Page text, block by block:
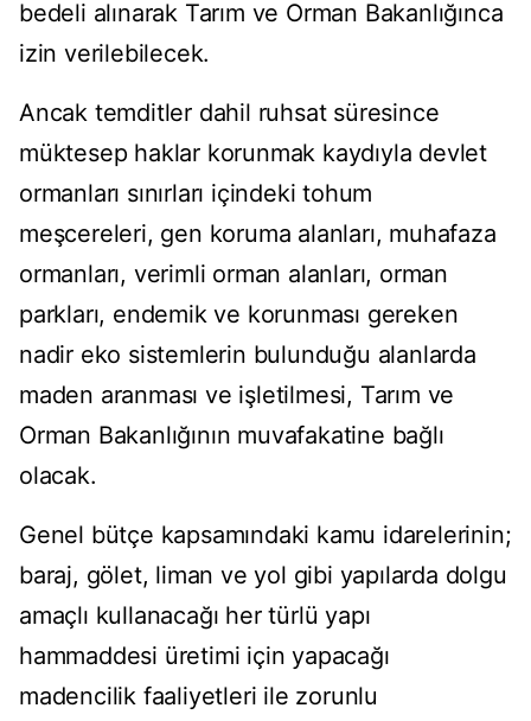
bedeli alınarak Tarım ve Orman Bakanlığınca
izin verilebilecek.
Ancak temditler dahil ruhsat süresince
müktesep haklar korunmak kaydıyla devlet
ormanları sınırları içindeki tohum
meşcereleri, gen koruma alanları, muhafaza
ormanları, verimli orman alanları, orman
parkları, endemik ve korunması gereken
nadir eko sistemlerin bulunduğu alanlarda
maden aranması ve işletilmesi, Tarım ve
Orman Bakanlığının muvafakatine bağlı
olacak.
Genel bütçe kapsamındaki kamu idarelerinin;
baraj, gölet, liman ve yol gibi yapılarda dolgu
amaçlı kullanacağı her türlü yapı
hammaddesi üretimi için yapacağı
madencilik faaliyetleri ile zorunlu